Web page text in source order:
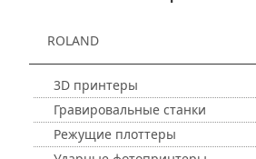
ROLAND
3D принтеры
Гравировальные станки
Режущие плоттеры